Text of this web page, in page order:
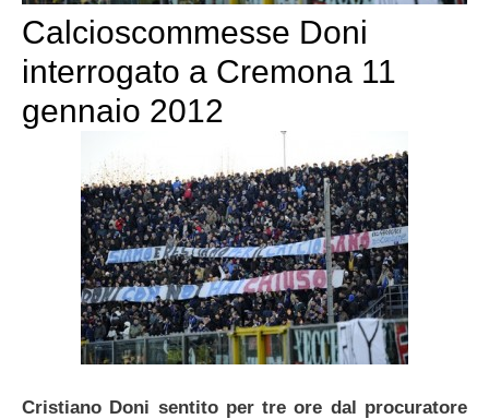
Calcioscommesse Doni
interrogato a Cremona 11
gennaio 2012
Cristiano Doni sentito per tre ore dal procuratore